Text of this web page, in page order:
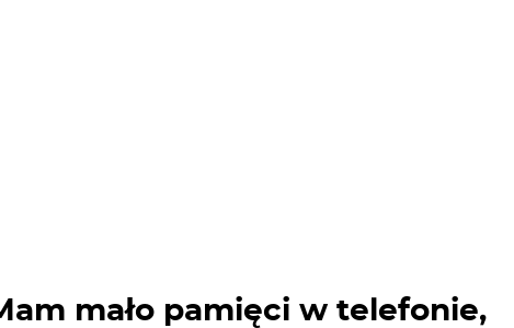
mało pamięci w telefonie,